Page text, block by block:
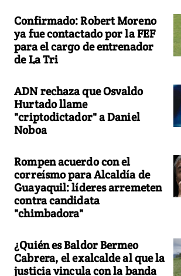
Confirmado: Robert Moreno
ya fue contactado por la FEF
para el cargo de entrenador
de La Tri
ADN rechaza que Osvaldo
Hurtado llame
"criptodictador" a Daniel
Noboa
Rompen acuerdo con el
correísmo para Alcaldía de
Guayaquil: líderes arremeten
contra candidata
"chimbadora"
¿Quién es Baldor Bermeo
Cabrera, el exalcalde al que la
justicia vincula con la banda